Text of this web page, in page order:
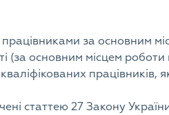
працівниками за основним
(за основним місцем
працівників,
статтею 27 Закону